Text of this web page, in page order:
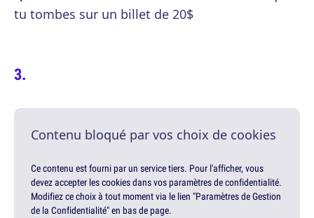
tu tombes sur un billet de 20$
Contenu bloqué par vos choix de cookies
Ce contenu est fourni par un service tiers. Pour l'afficher, vous
devez accepter les cookies dans vos paramètres de confidentialité.
Modifiez ce choix à tout moment via le lien "Paramètres de Gestion
de la Confidentialité" en bas de page.